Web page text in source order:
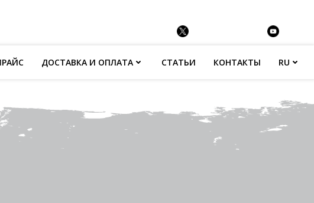
ДОСТАВКА И ОПЛАТА СТАТЬИ КОНТАКТЫ RU